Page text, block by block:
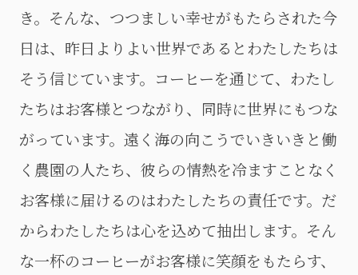
き。 そんな、つつましい幸せがもたらされた今
日は、 昨日よりよい世界であるとわたしたちは
そう信じています。 コーヒーを通じて、わたし
たちはお客様とつながり、 同時に世界にもつな
がっています。 遠く海の向こうでいきいきと働
く農園の人たち、 彼らの情熱を冷ますことなく
お客様に届けるのはわたしたちの責任です。 だ
からわたしたちは心を込めて抽出します。 そん
な一杯のコーヒーがお客様に笑顔をもたらす、